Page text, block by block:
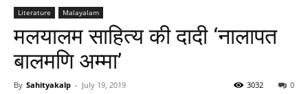
Literature Malayalam
मलयालम साहित्य की दादी ‘नालापत
बालमणि अम्मा’
By Sahityakalp - July 19, 2019 0
3032